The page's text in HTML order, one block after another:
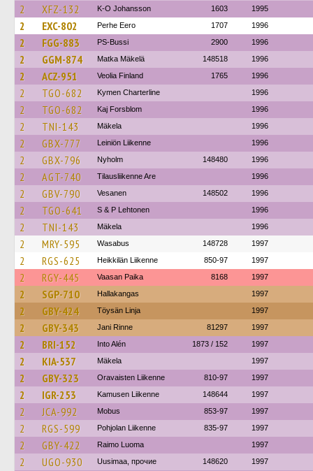
2 XFZ-132 K-O Johansson 1603 1995
2 EXC-802 Perhe Eero 1707 1996
2 FGG-883 PS-Bussi 2900 1996
2 GGM-874 Matka Mäkelä 148518 1996
2 ACZ-951 Veolia Finland 1765 1996
2 TGO-682 Kymen Charterline 1996
2 TGO-682 Kaj Forsblom 1996
2 TNI-143 Mäkela 1996
2 GBX-777 Leiniön Liikenne 1996
2 GBX-796 Nyholm 148480 1996
2 AGT-740 Tilausliikenne Are 1996
2 GBV-790 Vesanen 148502 1996
2 TGO-641 S & P Lehtonen 1996
2 TNI-143 Mäkela 1996
2 MRY-595 Wasabus 148728 1997
2 RGS-625 Heikkilän Liikenne 850-97 1997
2 RGY-445 Vaasan Paika 8168 1997
2 SGP-710 Hallakangas 1997
2 GBY-424 Töysän Linja 1997
2 GBY-343 Jani Rinne 81297 1997
2 BRI-152 Into Alén 1873 / 152 1997
2 KIA-537 Mäkela 1997
2 GBY-323 Oravaisten Liikenne 810-97 1997
2 IGR-253 Kamusen Liikenne 148644 1997
2 JCA-992 Mobus 853-97 1997
2 RGS-599 Pohjolan Liikenne 835-97 1997
2 GBY-422 Raimo Luoma 1997
2 UGO-930 Uusimaa, прочие 148620 1997